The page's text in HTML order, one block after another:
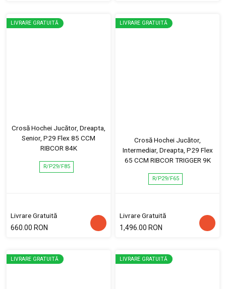
LIVRARE GRATUITĂ
Crosă Hochei Jucător, Dreapta,
Senior, P29 Flex 85 CCM
RIBCOR 84K
R/P29/F85
Livrare Gratuită
660.00 RON
LIVRARE GRATUITĂ
Crosă Hochei Jucător,
Intermediar, Dreapta, P29 Flex
65 CCM RIBCOR TRIGGER 9K
R/P29/F65
Livrare Gratuită
1,496.00 RON
LIVRARE GRATUITĂ LIVRARE GRATUITĂ